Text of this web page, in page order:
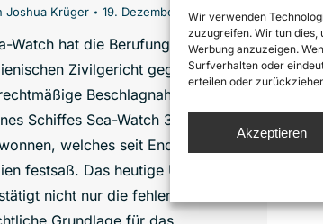
Wir verwenden
zuzugreifen. Wir tun dies,
Werbung anzuzeigen.
Surfverhalten oder
erteilen oder
Akzeptieren
Joshua Krüger 19. Dezember 2019
Watch hat die Berufung vor einem
Zivilgericht gegen die
Beschlagnahmung
Schiffes Sea-Watch 3
welches seit Ende Juni in
festsaß. Das heutige Urteil
nicht nur die fehlende